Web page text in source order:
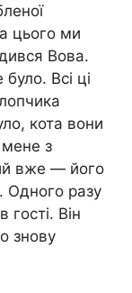
цього ми
Вова.
Всі ці
кота вони
мене з
вже — його
Одного разу
Він
знову